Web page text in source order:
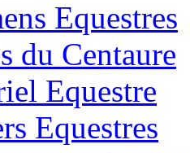
Equestres
du Centaure
Equestre
Equestres